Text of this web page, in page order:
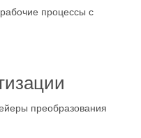
процессы с
преобразования